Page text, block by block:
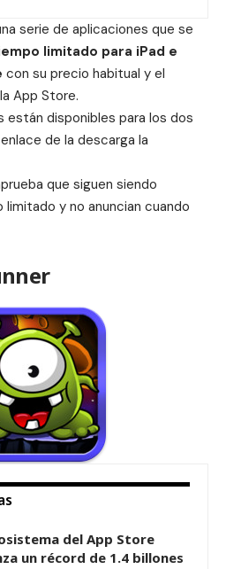
serie de aplicaciones que se
limitado para iPad e
con su precio habitual y el
App Store.
están disponibles para los dos
de la descarga la
que siguen siendo
y no anuncian cuando
del App Store
un récord de 1.4 billones